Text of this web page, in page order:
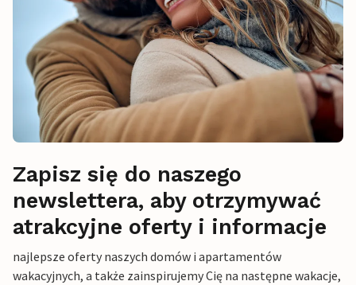
Zapisz się do naszego
newslettera, aby otrzymywać
atrakcyjne oferty i informacje
najlepsze oferty naszych domów i apartamentów
wakacyjnych, a także zainspirujemy Cię na następne wakacje,